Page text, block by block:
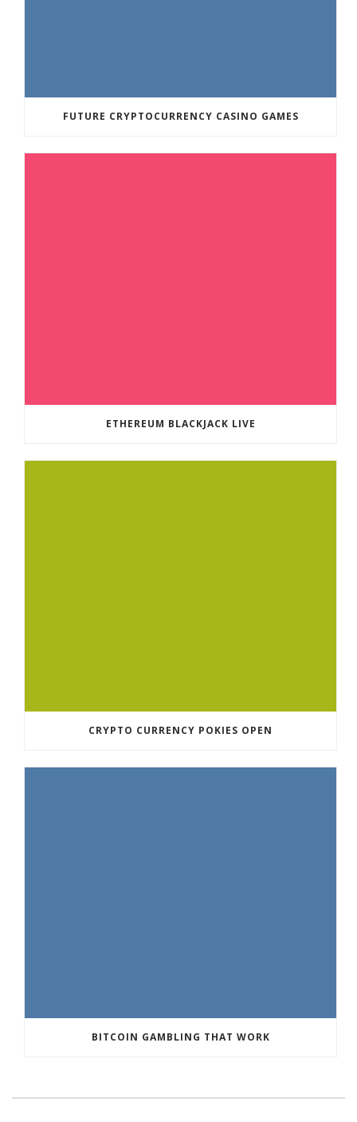
FUTURE CRYPTOCURRENCY CASINO GAMES
ETHEREUM BLACKJACK LIVE
CRYPTO CURRENCY POKIES OPEN
BITCOIN GAMBLING THAT WORK